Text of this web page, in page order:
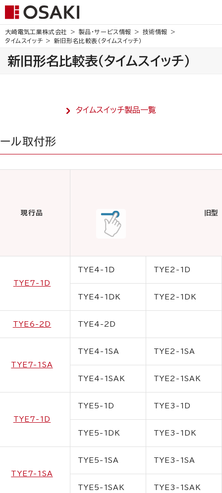
大崎電気工業株式会社 製品・サービス情報
技術情報
タイムスイッチ
新旧形名比較表（タイムスイッチ）
新旧形名比較表（タイムスイッチ）
タイムスイッチ製品一覧
ル取付形
現行品 旧型
TYE7-1D
TYE4-1Ｄ TYE2-1D
TYE4-1ＤK TYE2-1DK
TYE6-2D TYE4-2D
TYE7-1SA
TYE4-1SA TYE2-1SA
TYE4-1SAK TYE2-1SAK
TYE7-1D
TYE5-1D TYE3-1D
TYE5-1DK TYE3-1DK
TYE7-1SA
TYE5-1SA TYE3-1SA
TYE5-1SAK TYE3-1SAK